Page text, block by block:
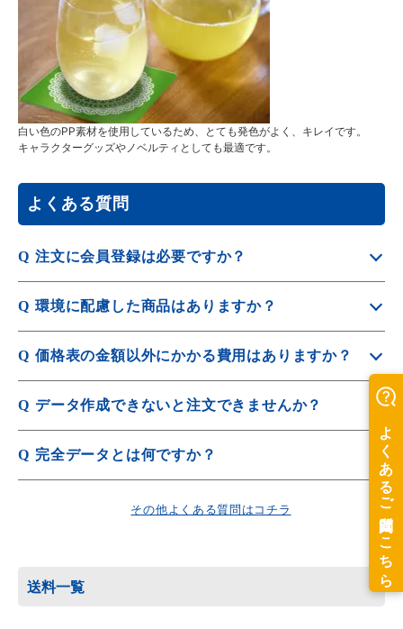
白い色のPP素材を使用しているため、とても発色がよく、キレイです。
キャラクターグッズやノベルティとしても最適です。
よくある質問
Q 注文に会員登録は必要ですか？
A
会員登録は
新規会員登録入力 から行えます。
Q 環境に配慮した商品はありますか？
A
取り扱っています。
詳しくは
SDGs特集 をご覧ください。
Q 価格表の金額以外にかかる費用はありますか？
A
発送先ごとの送料は
配送・送料について
をご覧くださ
その他、振込み手数料等はお客様ご負担となります。
Q データ作成できないと注文できませんか？
A
詳しくは
データ作成代行サービス
Q 完全データとは何ですか？
A
入稿されたデータに手を加えることなく印刷できるデータ
のことを指します。その他よくある質問はコチラ
送料一覧